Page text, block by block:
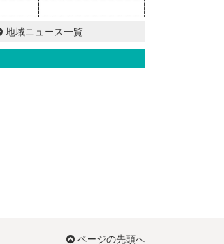
地域ニュース一覧
ページの先頭へ